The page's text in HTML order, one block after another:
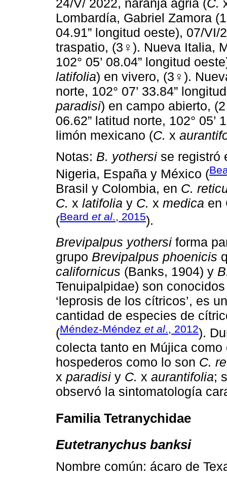
24/V/ 2022, naranja agria (C.
Lombardía, Gabriel Zamora
04.91” longitud oeste), 07/
traspatio, (3♀). Nueva Italia,
102° 05’ 08.04” longitud
latifolia) en vivero, (3♀).
norte, 102° 07’ 33.84”
paradisi) en campo abierto,
06.62” latitud norte, 102° 05’
limón mexicano (C. x
Notas: B. yothersi se registró
Nigeria, España y México (
Brasil y Colombia, en C.
C. x latifolia y C. x medica en
(Beard et al., 2015).
Brevipalpus yothersi forma
grupo Brevipalpus phoenicis
californicus (Banks, 1904) y
Tenuipalpidae) son
‘leprosis de los cítricos’, es
cantidad de especies de
(Méndez-Méndez et al., 2012).
colecta tanto en Mújica
hospederos como lo son C.
x paradisi y C. x aurantifolia;
observó la sintomatología
Familia Tetranychidae
Eutetranychus banksi
Nombre común: ácaro de